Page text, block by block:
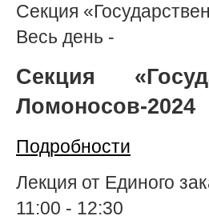
Секция
Весь день -
Секция
Ломоносов-2024
Подробности
Лекция от Единого
11:00 - 12:30